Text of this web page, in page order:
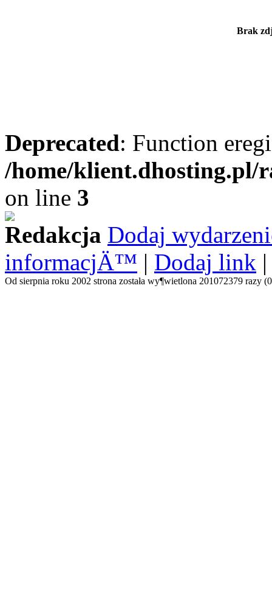
Brak
Deprecated: Function
/home/
on line 3
Redakcja Dodaj
informacjÄ™ | Dodaj link
Od sierpnia roku 2002 strona została wy¶wietlona 201072379 razy